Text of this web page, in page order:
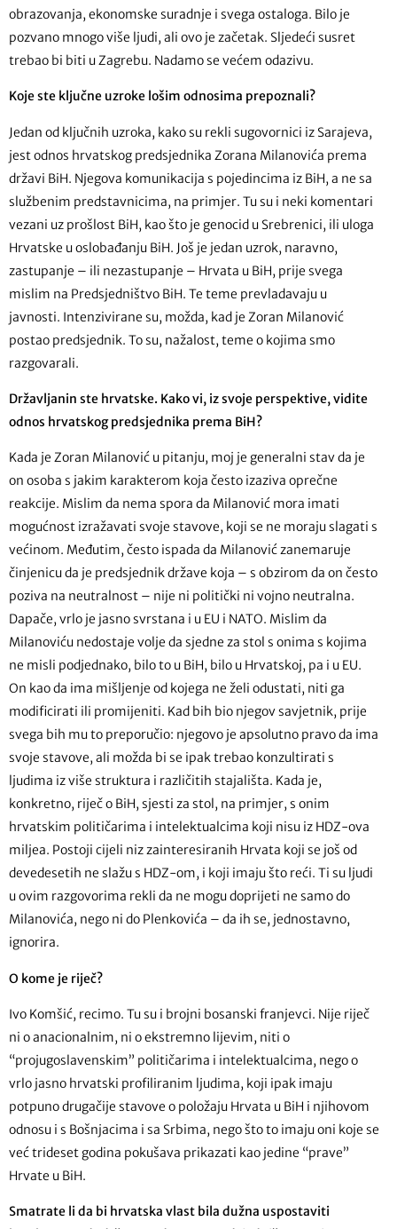
obrazovanja, ekonomske suradnje i svega ostaloga. Bilo je
pozvano mnogo više ljudi, ali ovo je začetak. Sljedeći susret
trebao bi biti u Zagrebu. Nadamo se većem odazivu.
Koje ste ključne uzroke lošim odnosima prepoznali?
Jedan od ključnih uzroka, kako su rekli sugovornici iz Sarajeva,
jest odnos hrvatskog predsjednika Zorana Milanovića prema
državi BiH. Njegova komunikacija s pojedincima iz BiH, a ne sa
službenim predstavnicima, na primjer. Tu su i neki komentari
vezani uz prošlost BiH, kao što je genocid u Srebrenici, ili uloga
Hrvatske u oslobađanju BiH. Još je jedan uzrok, naravno,
zastupanje – ili nezastupanje – Hrvata u BiH, prije svega
mislim na Predsjedništvo BiH. Te teme prevladavaju u
javnosti. Intenzivirane su, možda, kad je Zoran Milanović
postao predsjednik. To su, nažalost, teme o kojima smo
razgovarali.
Državljanin ste hrvatske. Kako vi, iz svoje perspektive, vidite
odnos hrvatskog predsjednika prema BiH?
Kada je Zoran Milanović u pitanju, moj je generalni stav da je
on osoba s jakim karakterom koja često izaziva oprečne
reakcije. Mislim da nema spora da Milanović mora imati
mogućnost izražavati svoje stavove, koji se ne moraju slagati s
većinom. Međutim, često ispada da Milanović zanemaruje
činjenicu da je predsjednik države koja – s obzirom da on često
poziva na neutralnost – nije ni politički ni vojno neutralna.
Dapače, vrlo je jasno svrstana i u EU i NATO. Mislim da
Milanoviću nedostaje volje da sjedne za stol s onima s kojima
ne misli podjednako, bilo to u BiH, bilo u Hrvatskoj, pa i u EU.
On kao da ima mišljenje od kojega ne želi odustati, niti ga
modificirati ili promijeniti. Kad bih bio njegov savjetnik, prije
svega bih mu to preporučio: njegovo je apsolutno pravo da ima
svoje stavove, ali možda bi se ipak trebao konzultirati s
ljudima iz više struktura i različitih stajališta. Kada je,
konkretno, riječ o BiH, sjesti za stol, na primjer, s onim
hrvatskim političarima i intelektualcima koji nisu iz HDZ-ova
miljea. Postoji cijeli niz zainteresiranih Hrvata koji se još od
devedesetih ne slažu s HDZ-om, i koji imaju što reći. Ti su ljudi
u ovim razgovorima rekli da ne mogu doprijeti ne samo do
Milanovića, nego ni do Plenkovića – da ih se, jednostavno,
ignorira.
O kome je riječ?
Ivo Komšić, recimo. Tu su i brojni bosanski franjevci. Nije riječ
ni o anacionalnim, ni o ekstremno lijevim, niti o
“projugoslavenskim” političarima i intelektualcima, nego o
vrlo jasno hrvatski profiliranim ljudima, koji ipak imaju
potpuno drugačije stavove o položaju Hrvata u BiH i njihovom
odnosu i s Bošnjacima i sa Srbima, nego što to imaju oni koje se
već trideset godina pokušava prikazati kao jedine “prave”
Hrvate u BiH.
Smatrate li da bi hrvatska vlast bila dužna uspostaviti